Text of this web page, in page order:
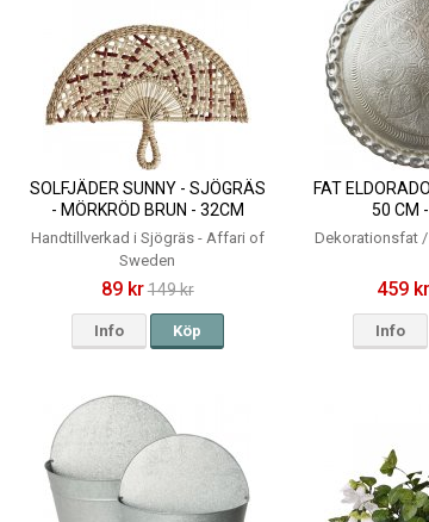
SOLFJÄDER SUNNY - SJÖGRÄS
- MÖRKRÖD BRUN - 32CM
Handtillverkad i Sjögräs - Affari of
Sweden
89 kr149 kr
Info Köp
FAT
50 CM
Dekorationsfat
459 kr
Info